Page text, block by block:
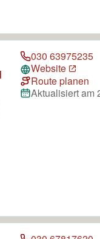
030 63975235
Website
Route planen
Aktualisiert am